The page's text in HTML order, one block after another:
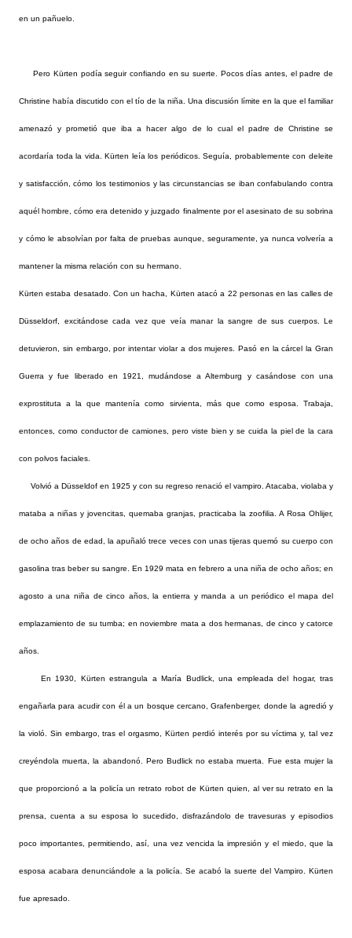
en un pañuelo.
Pero Kürten podía seguir confiando en su suerte. Pocos días antes, el padre de
Christine había discutido con el tío de la niña. Una discusión límite en la que el familiar
amenazó y prometió que iba a hacer algo de lo cual el padre de Christine se
acordaría toda la vida. Kürten leía los periódicos. Seguía, probablemente con deleite
y satisfacción, cómo los testimonios y las circunstancias se iban confabulando contra
aquél hombre, cómo era detenido y juzgado finalmente por el asesinato de su sobrina
y cómo le absolvían por falta de pruebas aunque, seguramente, ya nunca volvería a
mantener la misma relación con su hermano.
Kürten estaba desatado. Con un hacha, Kürten atacó a 22 personas en las calles de
Düsseldorf, excitándose cada vez que veía manar la sangre de sus cuerpos. Le
detuvieron, sin embargo, por intentar violar a dos mujeres. Pasó en la cárcel la Gran
Guerra y fue liberado en 1921, mudándose a Altemburg y casándose con una
exprostituta a la que mantenía como sirvienta, más que como esposa. Trabaja,
entonces, como conductor de camiones, pero viste bien y se cuida la piel de la cara
con polvos faciales.
Volvió a Düsseldof en 1925 y con su regreso renació el vampiro. Atacaba, violaba y
mataba a niñas y jovencitas, quemaba granjas, practicaba la zoofilia. A Rosa Ohlijer,
de ocho años de edad, la apuñaló trece veces con unas tijeras quemó su cuerpo con
gasolina tras beber su sangre. En 1929 mata en febrero a una niña de ocho años; en
agosto a una niña de cinco años, la entierra y manda a un periódico el mapa del
emplazamiento de su tumba; en noviembre mata a dos hermanas, de cinco y catorce
años.
En 1930, Kürten estrangula a María Budlick, una empleada del hogar, tras
engañarla para acudir con él a un bosque cercano, Grafenberger, donde la agredió y
la violó. Sin embargo, tras el orgasmo, Kürten perdió interés por su víctima y, tal vez
creyéndola muerta, la abandonó. Pero Budlick no estaba muerta. Fue esta mujer la
que proporcionó a la policía un retrato robot de Kürten quien, al ver su retrato en la
prensa, cuenta a su esposa lo sucedido, disfrazándolo de travesuras y episodios
poco importantes, permitiendo, así, una vez vencida la impresión y el miedo, que la
esposa acabara denunciándole a la policía. Se acabó la suerte del Vampiro. Kürten
fue apresado.